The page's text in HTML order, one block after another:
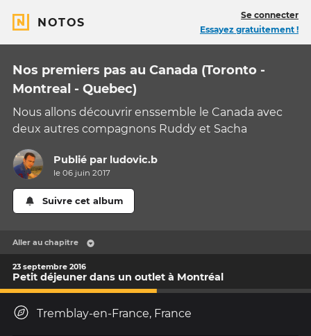
NOTOS
Se connecter
Essayez gratuitement !
Nos premiers pas au Canada (Toronto -
Montreal - Quebec)
Nous allons découvrir enssemble le Canada avec
deux autres compagnons Ruddy et Sacha
Publié par ludovic.b
le 06 juin 2017
Suivre cet album
Aller au chapitre
23 septembre 2016
Petit déjeuner dans un outlet à Montréal
Tremblay-en-France, France